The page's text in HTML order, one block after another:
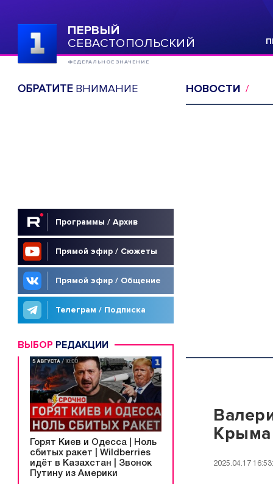
ПЕРВЫЙ
СЕВАСТОПОЛЬСКИЙ
ФЕДЕРАЛЬНОЕ ЗНАЧЕНИЕ
ОБРАТИТЕВНИМАНИЕ
Программы / Архив
Прямой эфир / Сюжеты
Прямой эфир / Общение
Телеграм / Подписка
ВЫБОР РЕДАКЦИИ
Горят Киев и Одесса | Ноль
сбитых ракет | Wildberries
идёт в Казахстан | Звонок
Путину из Америки
НОВОСТИ
Крыма
2025.04.17